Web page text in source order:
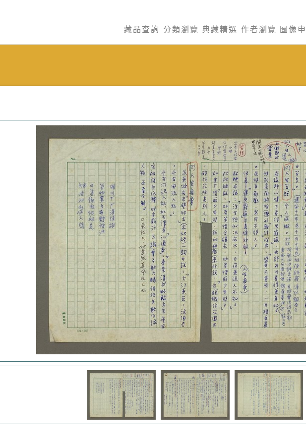
藏品查詢 分類瀏覽 典藏精選 作者瀏覽 圖像